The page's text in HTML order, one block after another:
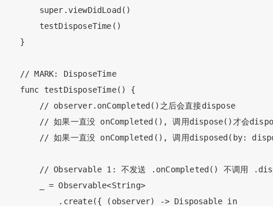
        super.viewDidLoad()
        testDisposeTime()
    }
    // MARK: DisposeTime
    func testDisposeTime() {
        // observer.onCompleted()之后会直接dispose
// 如果一直没 onCompleted(), 调用dispose()才会
// 如果一直没 onCompleted(), 调用disposed(by:
// Observable 1: 不发送 .onCompleted() 不调用
        _ = Observable<String>
            .create({ (observer) -> Disposable in